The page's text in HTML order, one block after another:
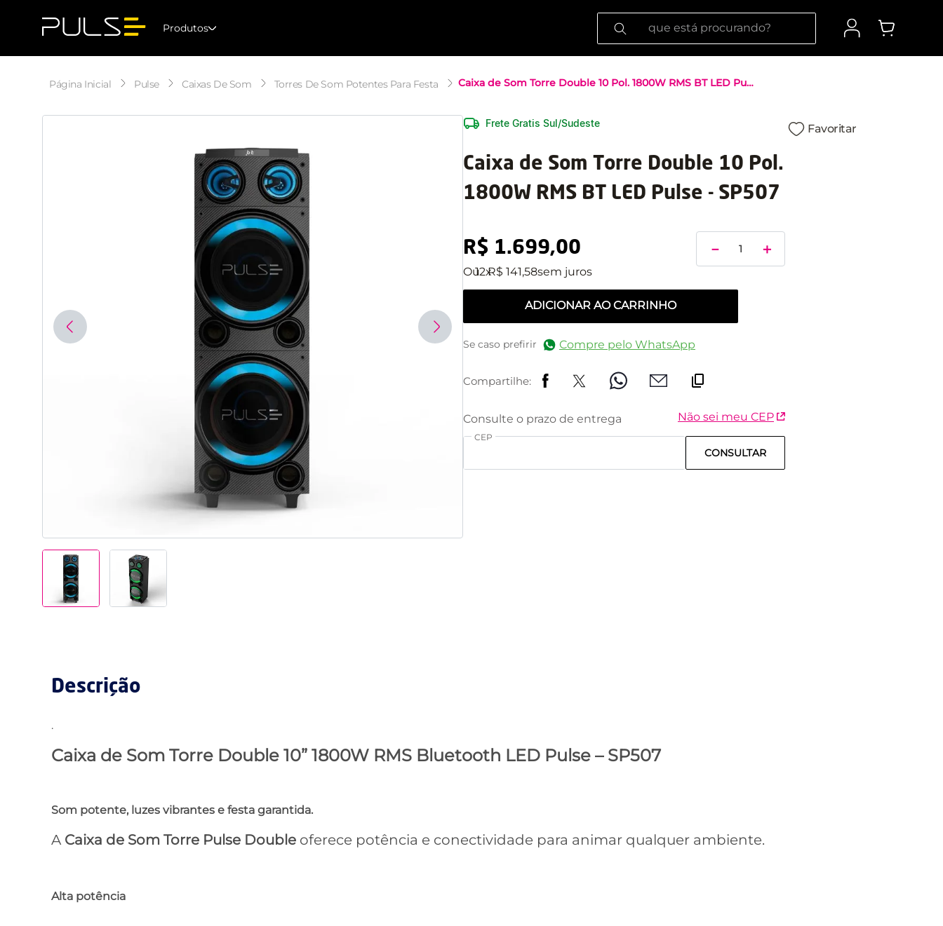
Produtos
O que está procurando?
Pulse Caixas De Som Torres De Som Potentes Para Festa Caixa de Som Torre Double 10 Pol. 1800W RMS BT LED Pulse - SP507
Frete Gratis Sul/Sudeste
Caixa de Som Torre Double 10 Pol.
1800W RMS BT LED Pulse - SP507
R$ 1.699,00 ＋
－
12R$ 141,58
ADICIONAR AO CARRINHO
Se caso prefirir Compre pelo WhatsApp
Compartilhe:
CEP
Não sei meu CEP
Favoritar
Descrição
.
Caixa de Som Torre Double 10” 1800W RMS Bluetooth LED Pulse – SP507
Som potente, luzes vibrantes e festa garantida.
A Caixa de Som Torre Pulse Doubleoferece potência e conectividade para animar qualquer ambiente.
Alta potência